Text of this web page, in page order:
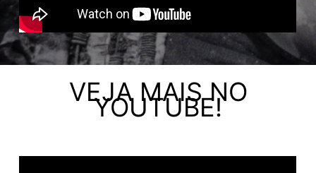
VEJA MAIS NO
YOUTUBE!